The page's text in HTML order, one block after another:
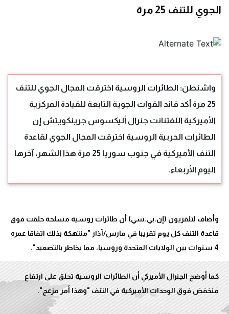
الجوي للتنف 25 مرة
واشنطن: الطائرات الروسية اخترقت المجال الجوي للتنف
25 مرة أكد قائد القوات الجوية التابعة للقيادة المركزية
الأميركية اللفتنانت جنرال أليكسوس جرينكويتش إن
الطائرات الحربية الروسية اخترقت المجال الجوي لقاعدة
التنف الأميركية في جنوب سوريا 25 مرة هذا الشهر، آخرها
اليوم الأربعاء.
وأضاف لتلفزيون (إن.بي.سي) أن طائرات روسية مسلحة حلقت فوق
قاعدة التنف كل يوم تقريبا في مارس/آذار "منتهكة بذلك اتفاقا عمره
كما أوضح الجنرال الأميركي أن الطائرات الروسية تحلق على ارتفاع